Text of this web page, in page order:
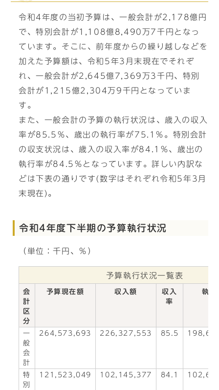
令和4年度の当初予算は、一般会計が2,178億円
で、特別会計が1,108億8,490万7千円となっ
ています。そこに、前年度からの繰り越しなどを
加えた予算額は、令和5年3月末現在でそれぞ
れ、一般会計が2,645億7,369万3千円、特別
会計が1,215億2,304万9千円となっていま
す。
また、一般会計の予算の執行状況は、歳入の収入
率が85.5％、歳出の執行率が75.1％。特別会計
の収支状況は、歳入の収入率が84.1％、歳出の
執行率が84.5％となっています。詳しい内訳な
どは下表の通りです(数字はそれぞれ令和5年3月
末現在)。
令和4年度下半期の予算執行状況
（単位：千円、％）
予算執行状況一覧表
会
計
区
分
予算現在額 収入額
収入
率
執行
一
般
会
計
264,573,693 226,327,553 85.5
特
別
121,523,049 102,145,377 84.1